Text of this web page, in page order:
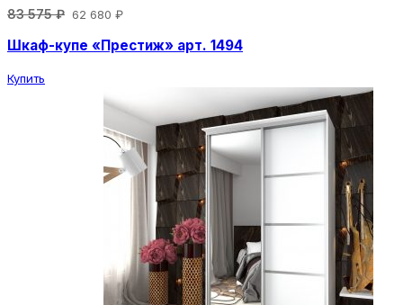
83 575 ₽ 62 680 ₽
Шкаф-купе «Престиж» арт. 1494
Купить